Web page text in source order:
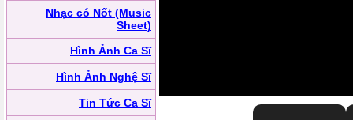
Nhạc có Nốt (Music
Sheet)
Hình Ảnh Ca Sĩ
Hình Ảnh Nghệ Sĩ
Tin Tức Ca Sĩ